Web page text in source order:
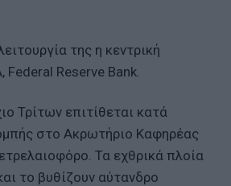
της η κεντρική
Reserve Bank.
Τρίτων επιτίθεται κατά
στο Ακρωτήριο Καφηρέας
Τα εχθρικά πλοία
το βυθίζουν αύτανδρο